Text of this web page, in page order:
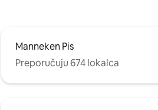
Manneken Pis
Preporučuju 674 lokalca